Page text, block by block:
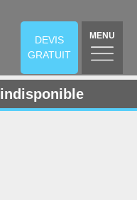
DEVIS
GRATUIT
MENU
indisponible